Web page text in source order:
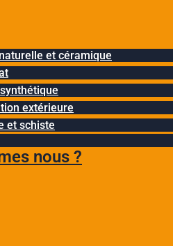
et céramique
extérieure
et schiste
nous ?